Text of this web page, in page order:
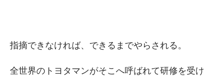
指摘できなければ、できるまでやらされる。
全世界のトヨタマンがそこへ呼ばれて研修を受け